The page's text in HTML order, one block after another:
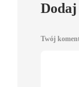
Twój